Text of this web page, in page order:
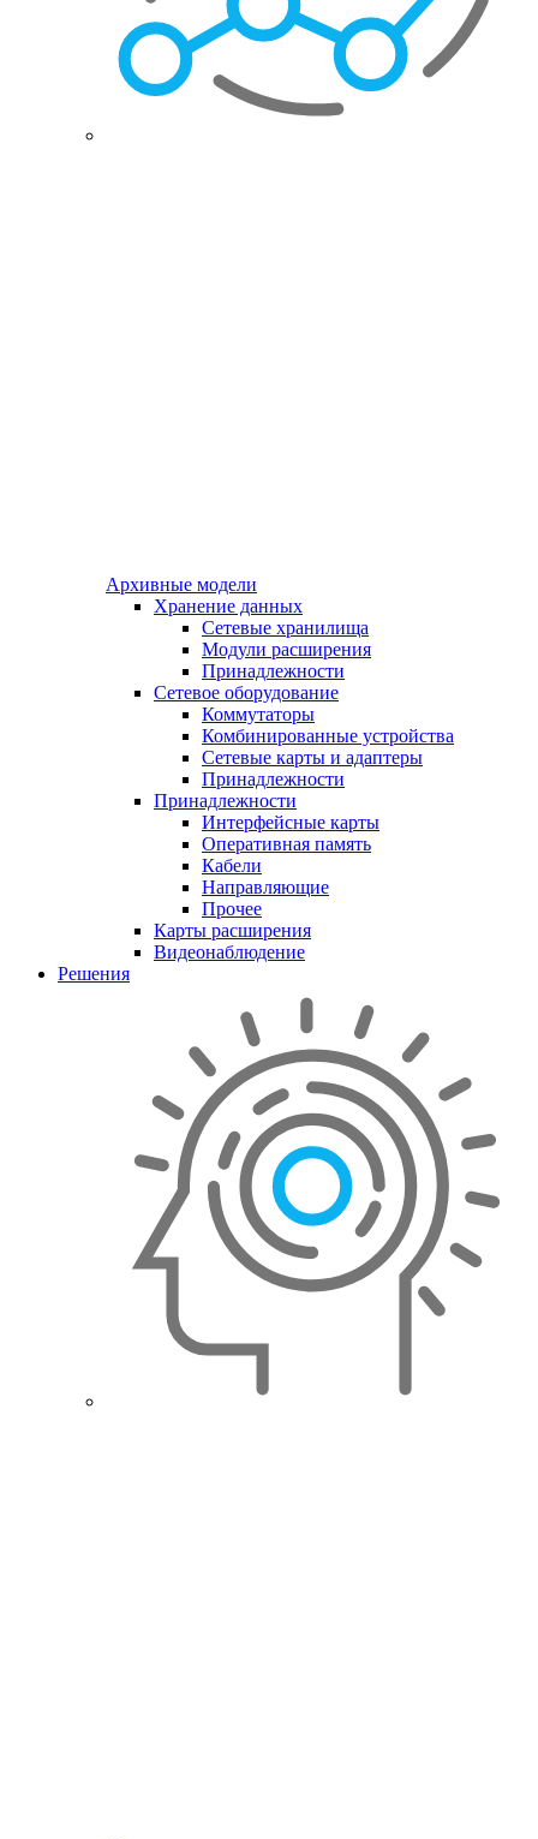
Архивные модели
Хранение данных
Сетевые хранилища
Модули расширения
Принадлежности
Сетевое оборудование
Коммутаторы
Комбинированные устройства
Сетевые карты и адаптеры
Принадлежности
Принадлежности
Интерфейсные карты
Оперативная память
Кабели
Направляющие
Прочее
Карты расширения
Видеонаблюдение
Решения